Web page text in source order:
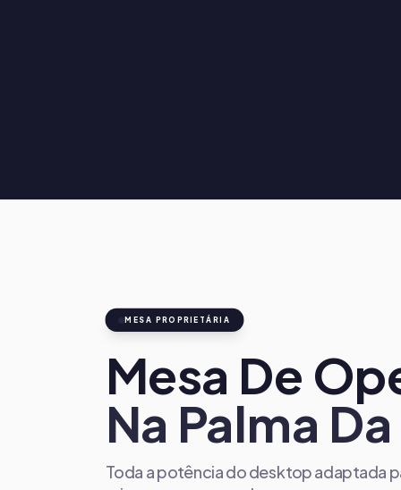
MESA PROPRIETÁRIA
Mesa De
Na Palma
Toda a potência do desktop adaptada